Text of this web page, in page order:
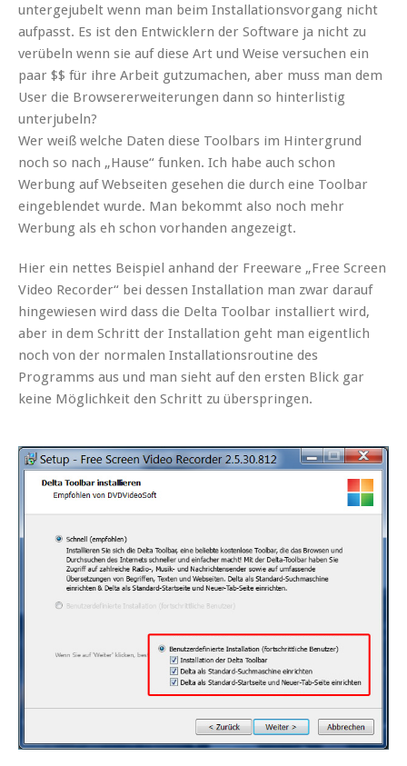
untergejubelt wenn man beim Installationsvorgang nicht
aufpasst. Es ist den Entwicklern der Software ja nicht zu
verübeln wenn sie auf diese Art und Weise versuchen ein
paar $$ für ihre Arbeit gutzumachen, aber muss man dem
User die Browsererweiterungen dann so hinterlistig
unterjubeln?
Wer weiß welche Daten diese Toolbars im Hintergrund
noch so nach „Hause“ funken. Ich habe auch schon
Werbung auf Webseiten gesehen die durch eine Toolbar
eingeblendet wurde. Man bekommt also noch mehr
Werbung als eh schon vorhanden angezeigt.
Hier ein nettes Beispiel anhand der Freeware „Free Screen
Video Recorder“ bei dessen Installation man zwar darauf
hingewiesen wird dass die Delta Toolbar installiert wird,
aber in dem Schritt der Installation geht man eigentlich
noch von der normalen Installationsroutine des
Programms aus und man sieht auf den ersten Blick gar
keine Möglichkeit den Schritt zu überspringen.